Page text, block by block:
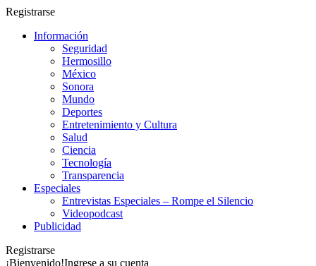
Registrarse
Información
Seguridad
Hermosillo
México
Sonora
Mundo
Deportes
Entretenimiento y Cultura
Salud
Ciencia
Tecnología
Transparencia
Especiales
Entrevistas Especiales – Rompe el Silencio
Videopodcast
Publicidad
Registrarse
¡Bienvenido!Ingrese a su cuenta